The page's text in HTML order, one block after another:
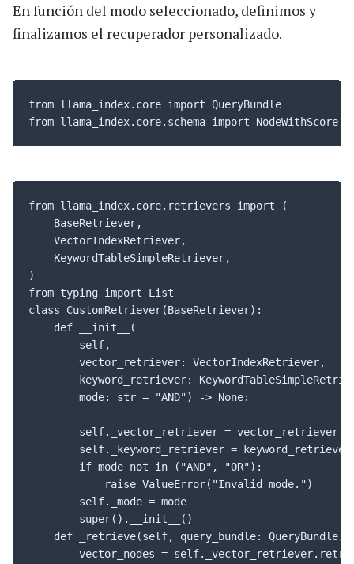
En función del modo seleccionado, definimos y
finalizamos el recuperador personalizado.
from llama_index.core import QueryBundle
from llama_index.core.schema import NodeWithScore
from llama_index.core.retrievers import (
    BaseRetriever,
    VectorIndexRetriever,
    KeywordTableSimpleRetriever,
)
from typing import List
class CustomRetriever(BaseRetriever):
    def __init__(
        self,
        vector_retriever: VectorIndexRetriever,
keyword_retriever:
        mode: str = "AND") -> None:
        self._vector_retriever = vector_retriever
        self._keyword_retriever = keyword_retriever
        if mode not in ("AND", "OR"):
            raise ValueError("Invalid mode.")
        self._mode = mode
        super().__init__()
def _retrieve(self, query_bundle: QueryBundle)
vector_nodes =